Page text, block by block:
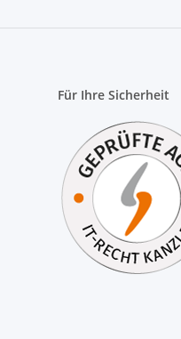
Für Ihre Sicherheit